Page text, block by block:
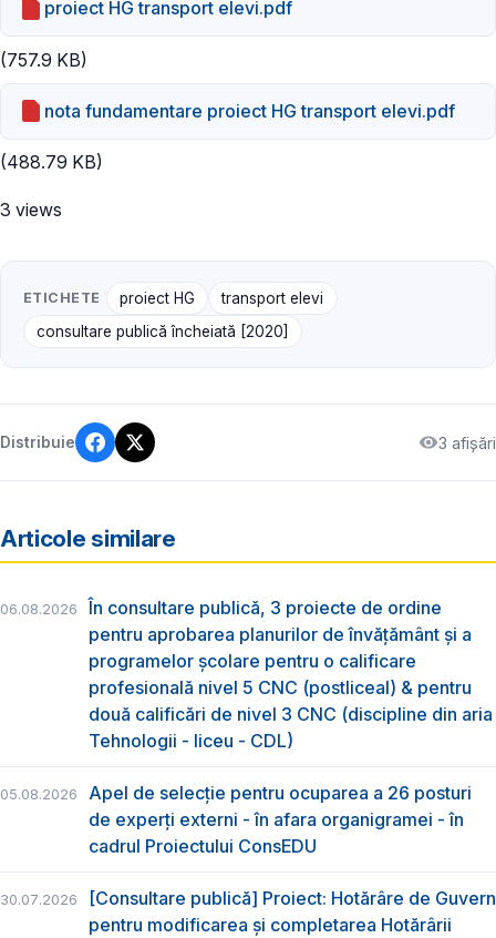
proiect HG transport elevi.pdf
(757.9 KB)
nota fundamentare proiect HG transport elevi.pdf
(488.79 KB)
3 views
ETICHETE proiect HG
transport elevi
consultare publică încheiată [2020]
Distribuie 3 afișări
Articole similare
06.08.2026
În consultare publică, 3 proiecte de ordine
pentru aprobarea planurilor de învățământ și a
programelor școlare pentru o calificare
profesională nivel 5 CNC (postliceal) & pentru
două calificări de nivel 3 CNC (discipline din aria
Tehnologii - liceu - CDL)
05.08.2026
Apel de selecție pentru ocuparea a 26 posturi
de experți externi - în afara organigramei - în
cadrul Proiectului ConsEDU
30.07.2026
[Consultare publică] Proiect: Hotărâre de Guvern
pentru modificarea și completarea Hotărârii